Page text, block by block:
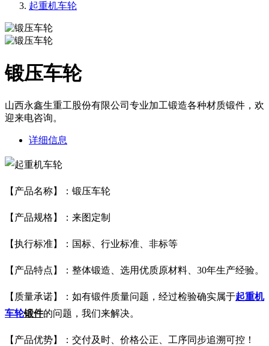
起重机车轮
锻压车轮
山西永鑫生重工股份有限公司专业加工锻造各种材质锻件，欢
迎来电咨询。
详细信息
【产品名称】：锻压车轮
【产品规格】：来图定制
【执行标准】：国标、行业标准、非标等
【产品特点】：整体锻造、选用优质原材料、30年生产经验。
【质量承诺】：如有锻件质量问题，经过检验确实属于起重机
车轮锻件的问题，我们来解决。
【产品优势】：交付及时、价格公正、工序同步追溯可控！